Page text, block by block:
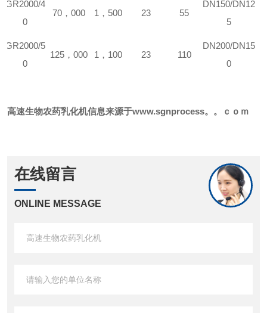
GR2000/4
0
70， 000 1 ， 500 23 55
DN150/DN12
5
GR2000/5
0
125， 000 1 ， 100 23 110
DN200/DN15
0
高速生物农药乳化机信息来源于www.sgnprocess。。ｃｏｍ
在线留言
ONLINE MESSAGE